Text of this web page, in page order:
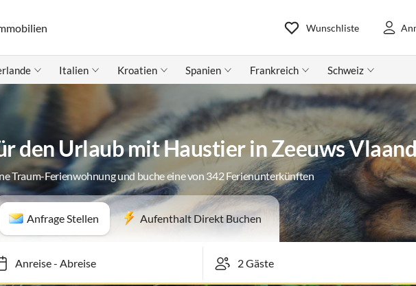
Wunschliste
Italien Kroatien Spanien Frankreich Schweiz
den Urlaub mit Haustier in Zeeuws
Traum-Ferienwohnung und buche eine von 342 Ferienunterkünften
Anfrage Stellen Aufenthalt Direkt Buchen
Anreise-Abreise